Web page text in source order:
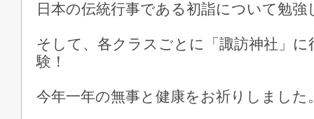
日本の伝統行事である初詣について勉強
そして、各クラスごとに「諏訪神社」に
験！
今年一年の無事と健康をお祈りしました